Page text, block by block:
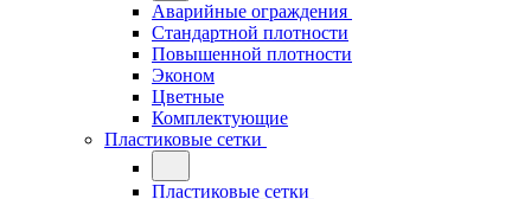
Аварийные ограждения
Стандартной плотности
Повышенной плотности
Эконом
Цветные
Комплектующие
Пластиковые сетки
Пластиковые сетки